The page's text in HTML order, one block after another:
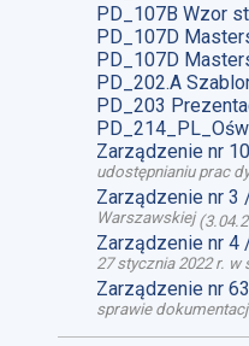
PD_107B Wzor
PD_107D
PD_107D
PD_202.A
PD_203
Zarządzenie nr
udostępnianiu prac
Zarządzenie nr 3
Warszawskiej(
Zarządzenie nr 4
27 stycznia 2022 r.
Zarządzenie nr
sprawie